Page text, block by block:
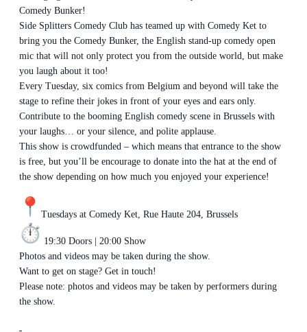
Comedy Bunker!
Side Splitters Comedy Club has teamed up with Comedy Ket to
bring you the Comedy Bunker, the English stand-up comedy open
mic that will not only protect you from the outside world, but make
you laugh about it too!
Every Tuesday, six comics from Belgium and beyond will take the
stage to refine their jokes in front of your eyes and ears only.
Contribute to the booming English comedy scene in Brussels with
your laughs… or your silence, and polite applause.
This show is crowdfunded – which means that entrance to the show
is free, but you’ll be encourage to donate into the hat at the end of
the show depending on how much you enjoyed your experience!
Tuesdays at Comedy Ket, Rue Haute 204, Brussels
19:30 Doors | 20:00 Show
Photos and videos may be taken during the show.
Want to get on stage? Get in touch!
Please note: photos and videos may be taken by performers during
the show.